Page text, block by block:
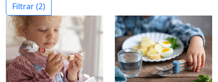
Filtrar(2)